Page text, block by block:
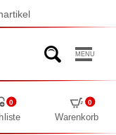
MENU
0
Warenkorb
0